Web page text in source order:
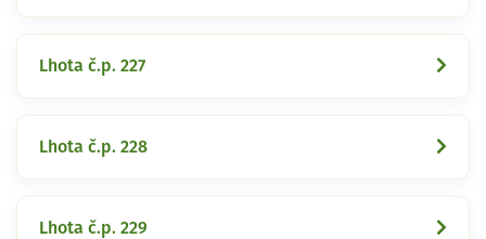
Lhota č.p. 227
Lhota č.p. 228
Lhota č.p. 229